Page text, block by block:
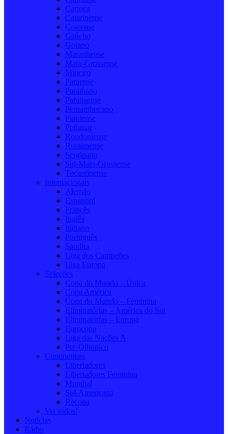
Carioca
Catarinense
Cearense
Gaúcho
Goiano
Maranhense
Mato-Grossense
Mineiro
Paraense
Paraibano
Paranaense
Pernambucano
Piauiense
Potiguar
Rondoniense
Roraimense
Sergipano
Sul-Mato-Grossense
Tocantinense
Internacionais
Alemão
Espanhol
Francês
Inglês
Italiano
Português
Saudita
Liga dos Campeões
Liga Europa
Seleções
Copa do Mundo – Única
Copa América
Copa do Mundo – Feminina
Eliminatórias – América do Sul
Eliminatórias – Europa
Eurocopa
Liga das Nações A
Pré-Olímpico
Continentais
Libertadores
Libertadores Feminina
Mundial
Sul-Americana
Recopa
Ver todos!
Notícias
Rádio